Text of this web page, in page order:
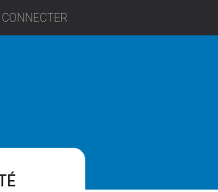
CONNECTER